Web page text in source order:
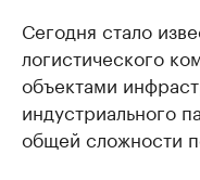
Сегодня стало
логистического
объектами
индустриального
общей сложности